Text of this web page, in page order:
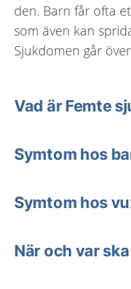
den. Barn får ofta
som även kan
Sjukdomen går
Vad är Femte
Symtom hos
Symtom hos
När och var